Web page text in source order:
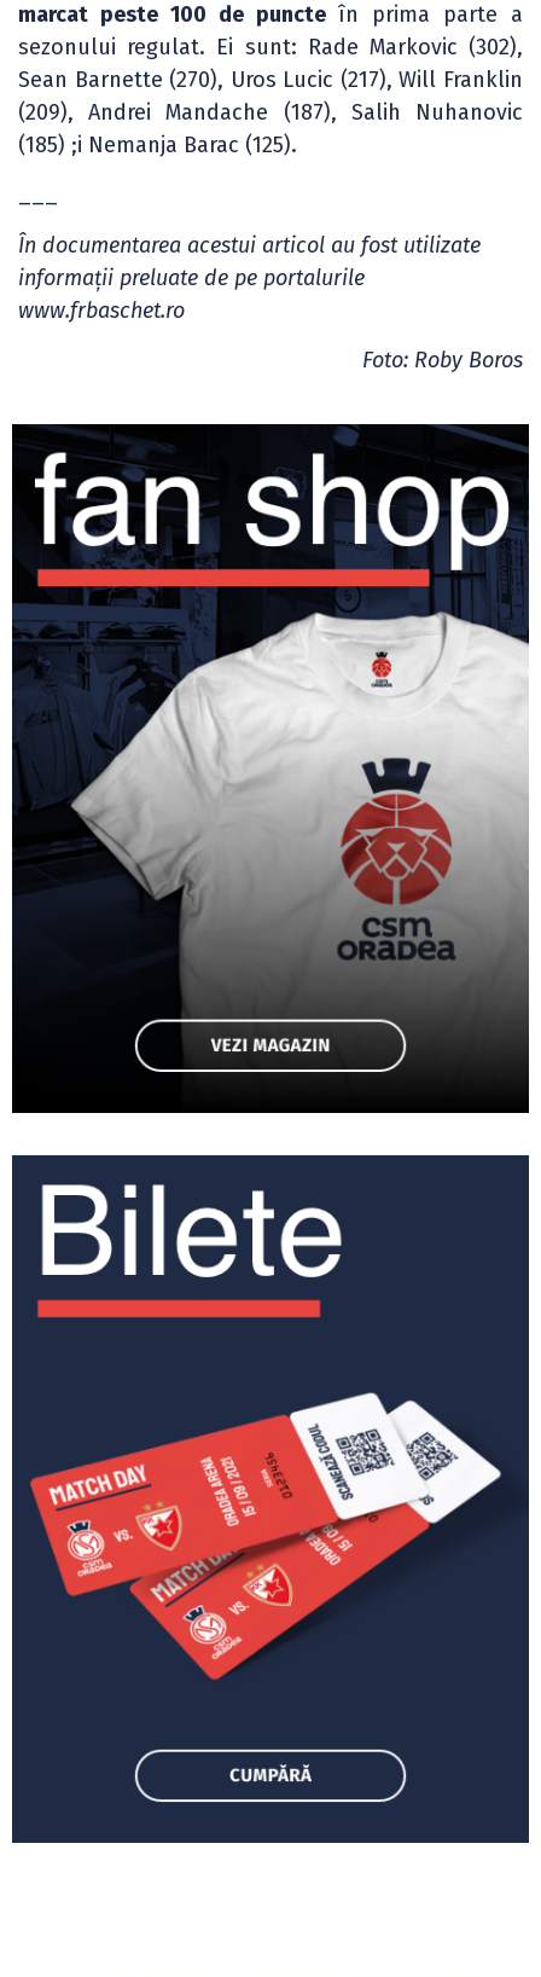
marcat peste 100 de puncteîn prima parte a
sezonului regulat. Ei sunt: Rade Markovic (302),
Sean Barnette (270), Uros Lucic (217), Will Franklin
(209), Andrei Mandache (187), Salih Nuhanovic
(185) ;i Nemanja Barac (125).
În documentarea acestui articol au fost utilizate
informații preluate de pe portalurile
www.frbaschet.ro
Foto: Roby Boros